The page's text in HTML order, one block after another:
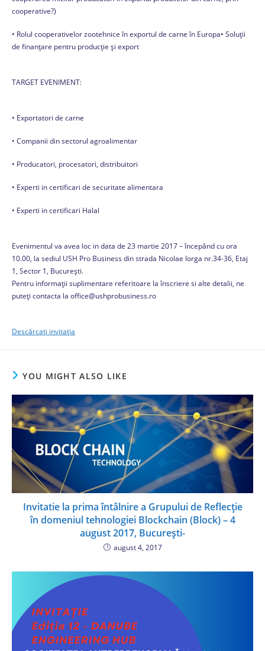
cooperative?)
• Rolul cooperativelor zootehnice în exportul de carne în Europa• Soluţii
de finanţare pentru producţie şi export
TARGET EVENIMENT:
• Exportatori de carne
• Companii din sectorul agroalimentar
• Producatori, procesatori, distribuitori
• Experti in certificari de securitate alimentara
• Experti in certificari Halal
Evenimentul va avea loc in data de 23 martie 2017 – începând cu ora
10.00, la sediul USH Pro Business din strada Nicolae Iorga nr.34-36, Etaj
1, Sector 1, București.
Pentru informații suplimentare referitoare la înscriere si alte detalii, ne
puteți contacta la office@ushprobusiness.ro
Descărcați invitația
YOU MIGHT ALSO LIKE
Invitatie la prima întâlnire a Grupului de Reflecție
în domeniul tehnologiei Blockchain (Block) – 4
august 2017, București-
august 4, 2017